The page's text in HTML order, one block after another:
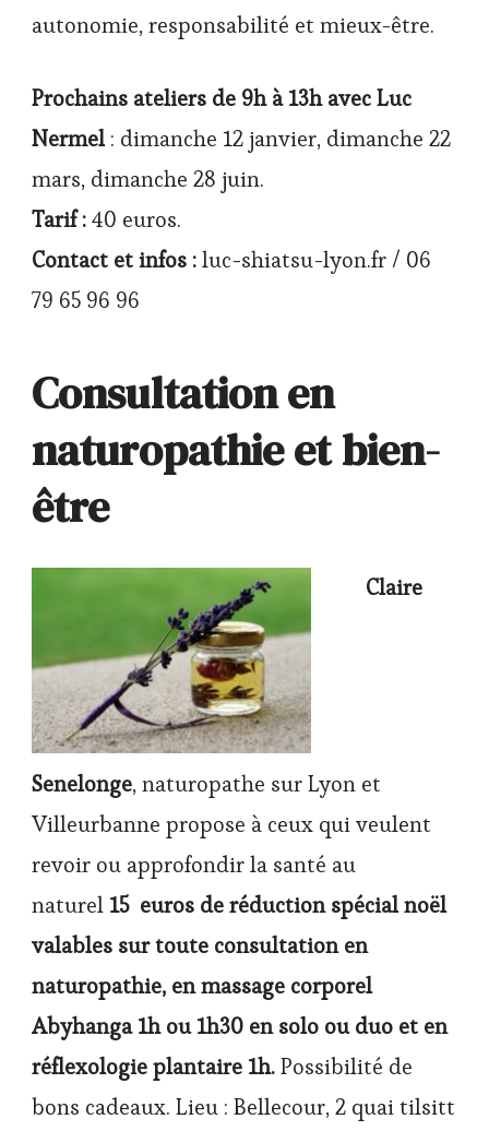
autonomie, responsabilité et mieux-être.
Prochains ateliers de 9h à 13h avec Luc
Nermel: dimanche 12 janvier, dimanche 22
mars, dimanche 28 juin.
Tarif :40 euros.
Contact et infos :luc-shiatsu-lyon.fr / 06
79 65 96 96
Consultation en
naturopathie et bien-
être
Claire
Senelonge, naturopathe sur Lyon et
Villeurbanne propose à ceux qui veulent
revoir ou approfondir la santé au
naturel 15 euros de réduction spécial noël
valables sur toute consultation en
naturopathie, en massage corporel
Abyhanga 1h ou 1h30 en solo ou duo et en
réflexologie plantaire 1h.Possibilité de
bons cadeaux. Lieu : Bellecour, 2 quai tilsitt